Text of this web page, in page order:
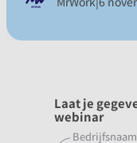
Laat je
webinar
Bedrijfsnaam